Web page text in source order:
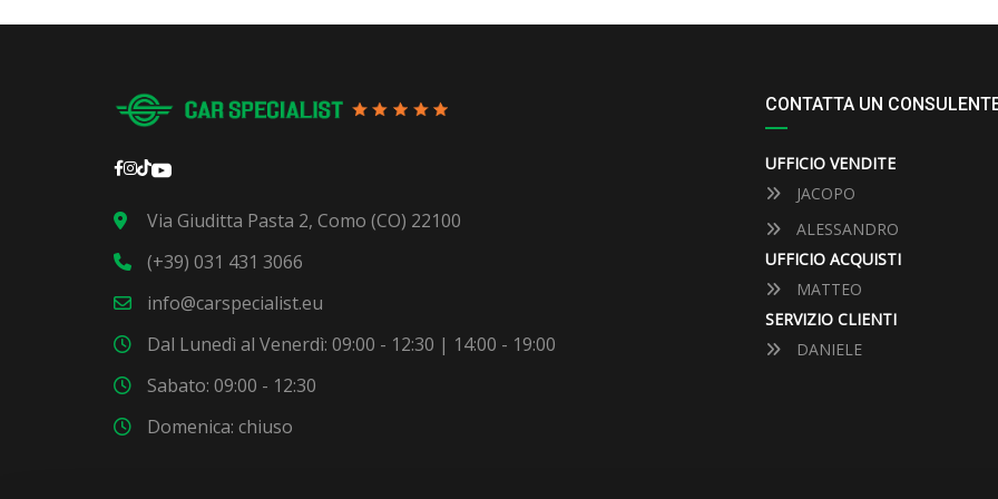
Via Giuditta Pasta 2, Como (CO) 22100
(+39) 031 431 3066
info@carspecialist.eu
Dal Lunedì al Venerdì: 09:00 - 12:30 | 14:00 - 19:00
Sabato: 09:00 - 12:30
Domenica: chiuso
CONTATTA UN
UFFICIO VENDITE
JACOPO
ALESSANDRO
UFFICIO ACQUISTI
MATTEO
SERVIZIO CLIENTI
DANIELE